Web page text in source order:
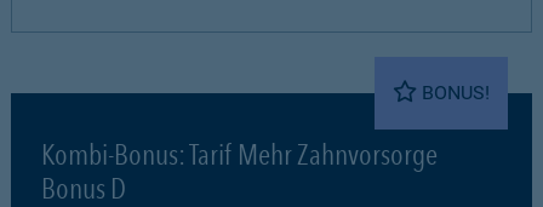
BONUS!
Kombi-Bonus: Tarif Mehr Zahnvorsorge
Bonus D